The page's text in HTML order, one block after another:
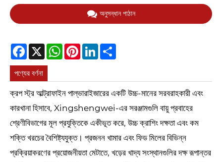
অনুসন্ধান পাঠান
Facebook
X WhatsApp
PinterestLinkedIn
পণ্যের বর্ণনা
ক্রপ স্ট্র আল্ট্রাফাইন পাল্ভারাইজারের একটি উচ্চ-মানের সরবরাহকারী এবং
কারখানা হিসাবে, Xingshengwei-এর সরঞ্জামগুলি বায়ু প্রবাহের
শ্রেণীবিভাগের মূল প্রযুক্তিকে একীভূত করে, উচ্চ ক্রাশিং দক্ষতা এবং কম
শক্তি খরচের বৈশিষ্ট্যযুক্ত। প্রজনন খামার এবং ফিড মিলের বিভিন্ন
প্রক্রিয়াকরণের প্রয়োজনীয়তা মেটাতে, খড়ের খাদ্য সংস্থানগুলির দক্ষ রূপান্তর